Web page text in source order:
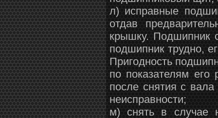
л) исправные
отдав
крышку. Подшипник
подшипник трудно,
Пригодность
по показателям
после снятия с вала
неисправности;
м) снять в случае